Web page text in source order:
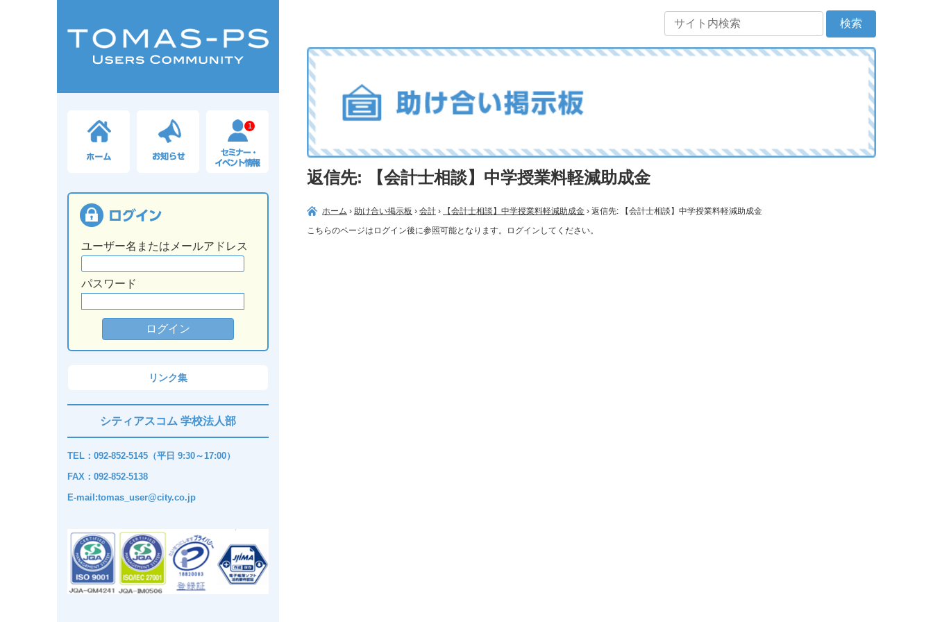
1
ユーザー名またはメールアドレス
パスワード
リンク集
シティアスコム 学校法人部
TEL：092-852-5145（平日 9:30～17:00）
FAX：092-852-5138
E-mail:tomas_user@city.co.jp
返信先: 【会計士相談】中学授業料軽減助成金
ホーム › 助け合い掲示板 › 会計 › 【会計士相談】中学授業料軽減助成金 › 返信先: 【会計士相談】中学授業料軽減助成金
こちらのページはログイン後に参照可能となります。ログインしてください。